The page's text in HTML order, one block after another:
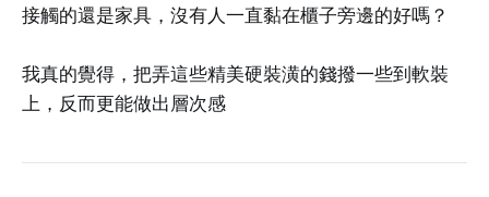
接觸的還是家具，沒有人一直黏在櫃子旁邊的好嗎？
我真的覺得，把弄這些精美硬裝潢的錢撥一些到軟裝
上，反而更能做出層次感